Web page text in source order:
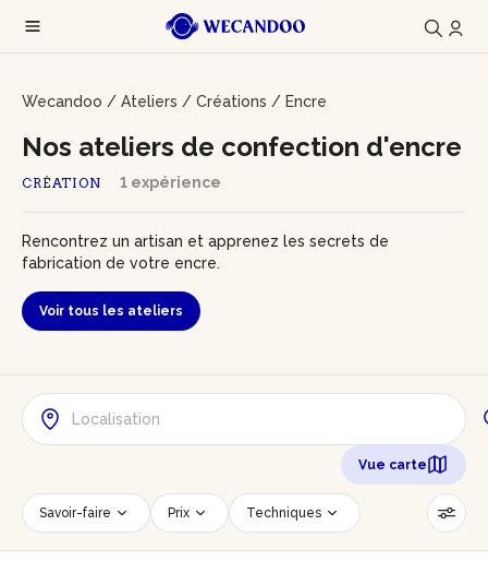
Wecandoo / Ateliers / Créations / Encre
CRÉATION 1 expérience
Nos ateliers de confection d'encre
Rencontrez un artisan et apprenez les secrets de
fabrication de votre encre.
Voir tous les ateliers
Vue carte
Savoir-faire Prix Techniques
Date Créneau horaire